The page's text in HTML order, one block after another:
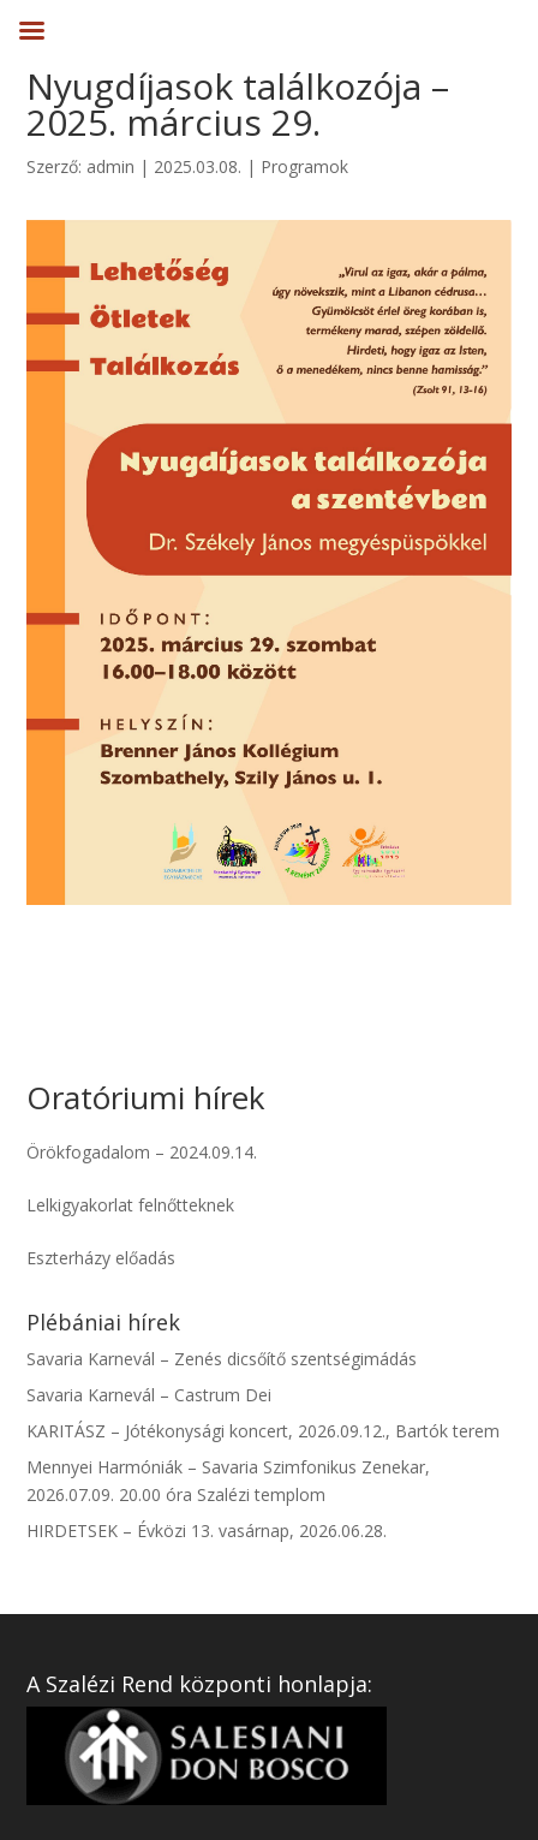
Nyugdíjasok találkozója –
2025. március 29.
Szerző: admin | 2025.03.08. | Programok
Oratóriumi hírek
Örökfogadalom – 2024.09.14.
Lelkigyakorlat felnőtteknek
Eszterházy előadás
Plébániai hírek
Savaria Karnevál – Zenés dicsőítő szentségimádás
Savaria Karnevál – Castrum Dei
KARITÁSZ – Jótékonysági koncert, 2026.09.12., Bartók terem
Mennyei Harmóniák – Savaria Szimfonikus Zenekar,
2026.07.09. 20.00 óra Szalézi templom
HIRDETSEK – Évközi 13. vasárnap, 2026.06.28.
A Szalézi Rend központi honlapja: